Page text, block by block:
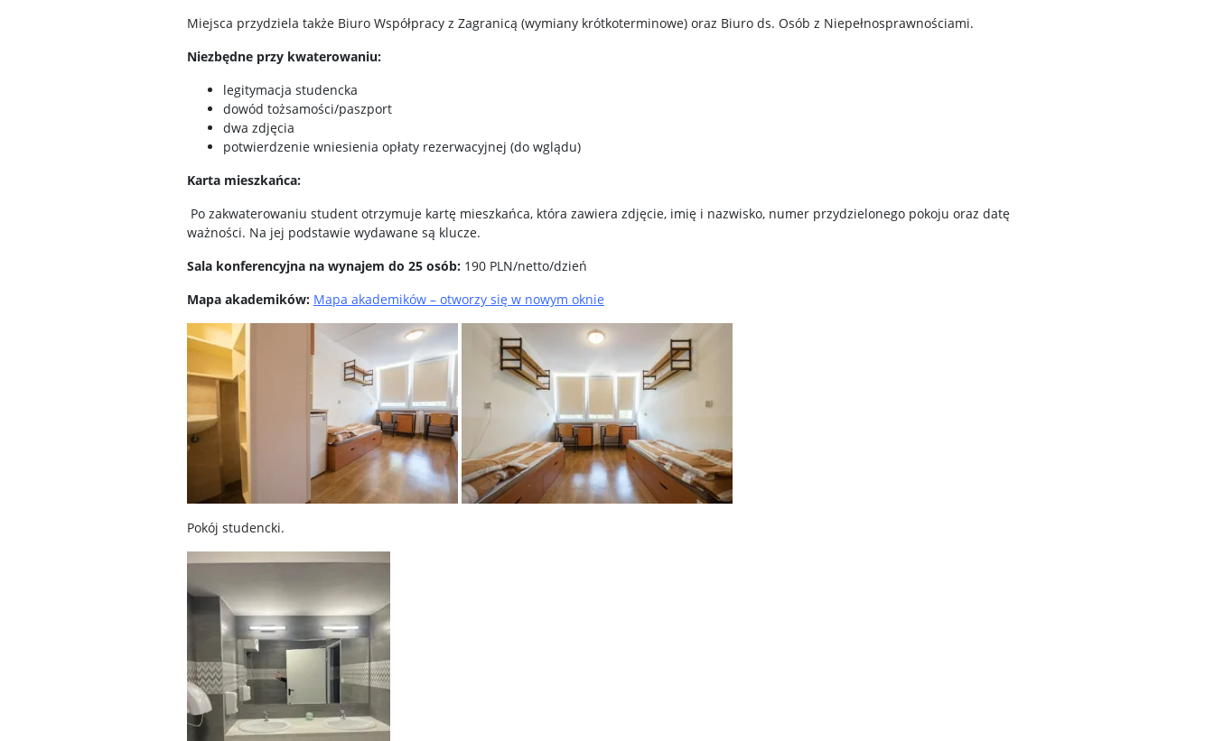
Miejsca przydziela także Biuro Współpracy z Zagranicą (wymiany krótkoterminowe) oraz Biuro ds. Osób z Niepełnosprawnościami.
Niezbędne przy kwaterowaniu:
legitymacja studencka
dowód tożsamości/paszport
dwa zdjęcia
potwierdzenie wniesienia opłaty rezerwacyjnej (do wglądu)
Karta mieszkańca:
Po zakwaterowaniu student otrzymuje kartę mieszkańca, która zawiera zdjęcie, imię i nazwisko, numer przydzielonego pokoju oraz datę
ważności. Na jej podstawie wydawane są klucze.
Sala konferencyjna na wynajem do 25 osób: 190 PLN/netto/dzień
Mapa akademików: Mapa akademików – otworzy się w nowym oknie
Pokój studencki.